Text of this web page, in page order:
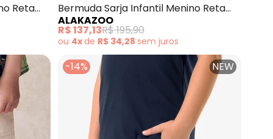
Reta
Bermuda Sarja Infantil Menino Reta
Chino (Bege)
ALAKAZOO
R$ 137,13R$ 195,90
ou 4xde R$ 34,28 sem juros
-14% NEW